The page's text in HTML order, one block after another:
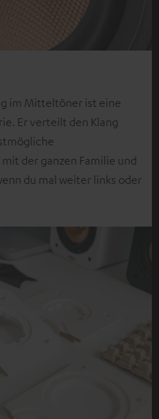
im Mitteltöner ist eine
Er verteilt den Klang
der ganzen Familie und
du mal weiter links oder